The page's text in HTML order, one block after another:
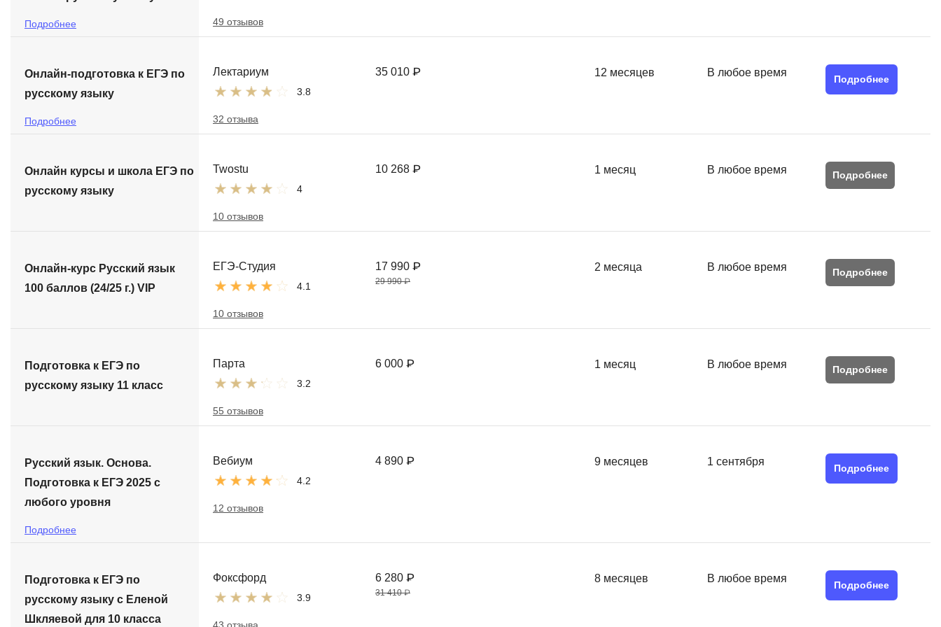
Подробнее 49 отзывов
Онлайн-подготовка к ЕГЭ по
русскому языку
Подробнее
Лектариум
3.8
32 отзыва
35 010 ₽ 12 месяцев В любое время
Подробнее
Онлайн курсы и школа ЕГЭ по
русскому языку
Twostu
4
10 отзывов
10 268 ₽ 1 месяц В любое время Подробнее
Онлайн-курс Русский язык
100 баллов (24/25 г.) VIP
ЕГЭ-Студия
4.1
10 отзывов
17 990 ₽
29 990 ₽
2 месяца В любое время Подробнее
Подготовка к ЕГЭ по
русскому языку 11 класс
Парта
3.2
55 отзывов
6 000 ₽ 1 месяц В любое время Подробнее
Русский язык. Основа.
Подготовка к ЕГЭ 2025 с
любого уровня
Подробнее
Вебиум
4.2
12 отзывов
4 890 ₽ 9 месяцев 1 сентября
Подробнее
Подготовка к ЕГЭ по
русскому языку с Еленой
Шкляевой для 10 класса
Фоксфорд
3.9
6 280 ₽
31 410 ₽
8 месяцев В любое время
Подробнее